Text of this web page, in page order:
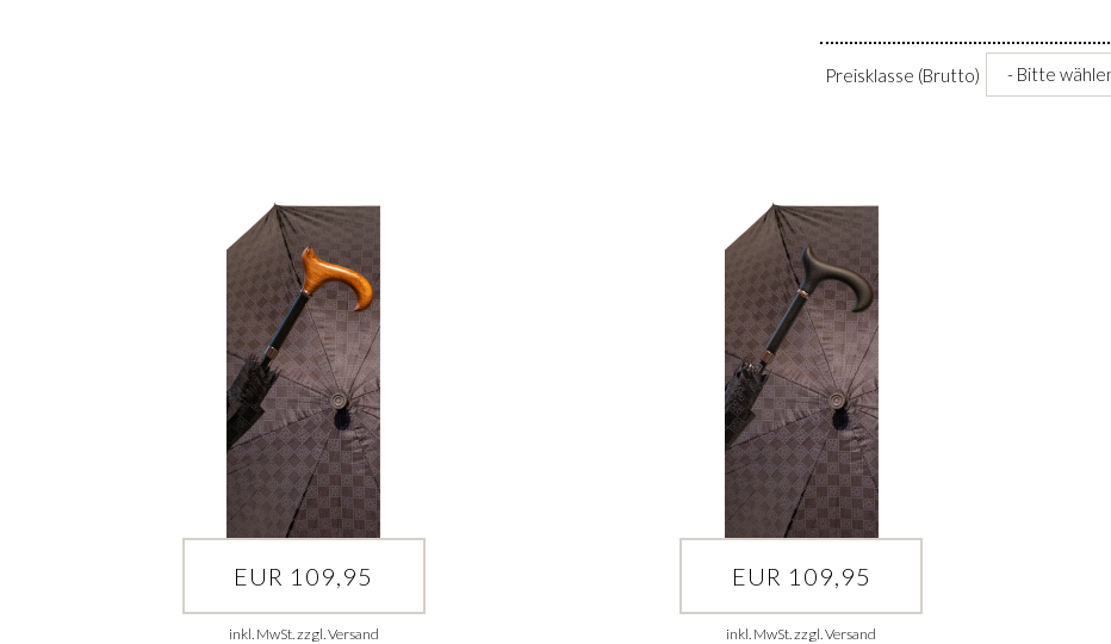
Preisklasse (Brutto)
EUR 109,95
inkl. MwSt. zzgl. Versand
EUR 109,95
inkl. MwSt. zzgl. Versand